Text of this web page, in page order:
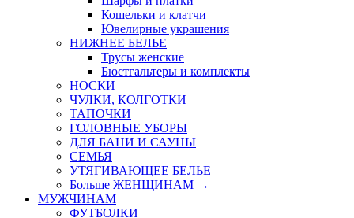
Кошельки и клатчи
Ювелирные украшения
НИЖНЕЕ БЕЛЬЕ
Трусы женские
Бюстгальтеры и комплекты
НОСКИ
ЧУЛКИ, КОЛГОТКИ
ТАПОЧКИ
ГОЛОВНЫЕ УБОРЫ
ДЛЯ БАНИ И САУНЫ
СЕМЬЯ
УТЯГИВАЮЩЕЕ БЕЛЬЕ
Больше ЖЕНЩИНАМ →
МУЖЧИНАМ
ФУТБОЛКИ